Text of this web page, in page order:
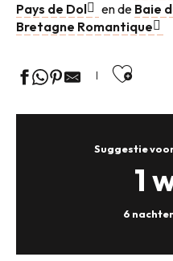
Pays de Dol
en de Baie
Bretagne Romantique
Suggestie
1
6